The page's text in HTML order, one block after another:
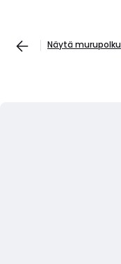
Näytä murupolku